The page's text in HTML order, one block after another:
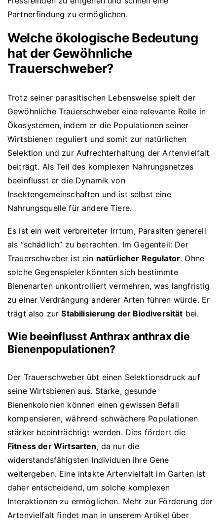
Partnerfindung zu ermöglichen.
Welche ökologische Bedeutung
hat der Gewöhnliche
Trauerschweber?
Trotz seiner parasitischen Lebensweise spielt der
Gewöhnliche Trauerschweber eine relevante Rolle in
Ökosystemen, indem er die Populationen seiner
Wirtsbienen reguliert und somit zur natürlichen
Selektion und zur Aufrechterhaltung der Artenvielfalt
beiträgt. Als Teil des komplexen Nahrungsnetzes
beeinflusst er die Dynamik von
Insektengemeinschaften und ist selbst eine
Nahrungsquelle für andere Tiere.
Es ist ein weit verbreiteter Irrtum, Parasiten generell
als “schädlich” zu betrachten. Im Gegenteil: Der
Trauerschweber ist ein natürlicher Regulator. Ohne
solche Gegenspieler könnten sich bestimmte
Bienenarten unkontrolliert vermehren, was langfristig
zu einer Verdrängung anderer Arten führen würde. Er
trägt also zurStabilisierung der Biodiversität bei.
Wie beeinflusst Anthrax anthrax die
Bienenpopulationen?
Der Trauerschweber übt einen Selektionsdruck auf
seine Wirtsbienen aus. Starke, gesunde
Bienenkolonien können einen gewissen Befall
kompensieren, während schwächere Populationen
stärker beeinträchtigt werden. Dies fördert die
Fitness der Wirtsarten, da nur die
widerstandsfähigsten Individuen ihre Gene
weitergeben. Eine intakte Artenvielfalt im Garten ist
daher entscheidend, um solche komplexen
Interaktionen zu ermöglichen. Mehr zur Förderung der
Artenvielfalt findet man in unserem Artikel über